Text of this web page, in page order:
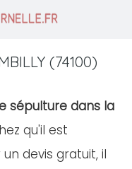
(74100)
sépulture dans la
qu'il est
devis gratuit, il